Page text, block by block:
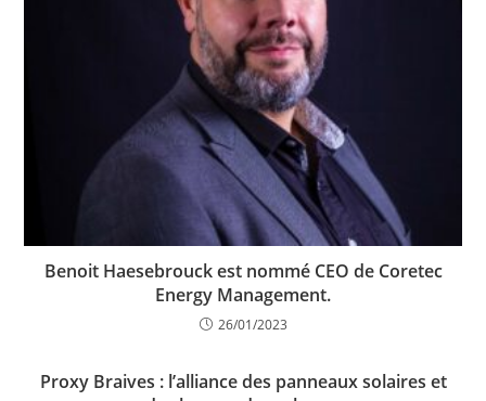
Benoit Haesebrouck est nommé CEO de Coretec
Energy Management.
26/01/2023
Proxy Braives : l’alliance des panneaux solaires et